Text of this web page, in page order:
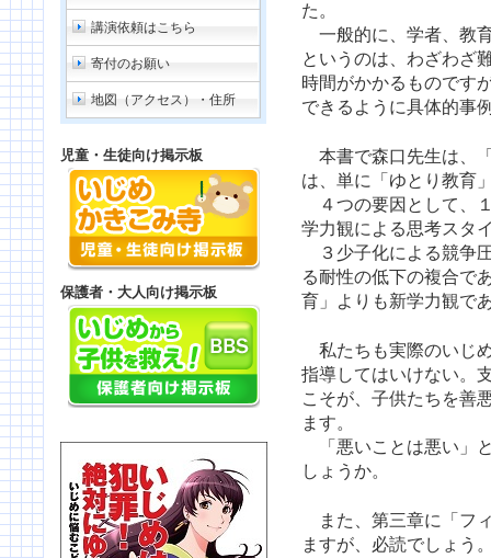
講演依頼はこちら
寄付のお願い
地図（アクセス）・住所
児童・生徒向け掲示板
保護者・大人向け掲示板
た。
一般的に、学者、教
というのは、わざわざ
時間がかかるものです
できるように具体的事
本書で森口先生は、
は、単に「ゆとり教育
４つの要因として、
学力観による思考スタ
３少子化による競争
る耐性の低下の複合で
育」よりも新学力観で
私たちも実際のいじ
指導してはいけない。
こそが、子供たちを善
ます。
「悪いことは悪い」
しょうか。
また、第三章に「フ
ますが、必読でしょう